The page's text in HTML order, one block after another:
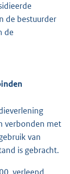
de bestuurder
de
verbonden met
van
is gebracht.